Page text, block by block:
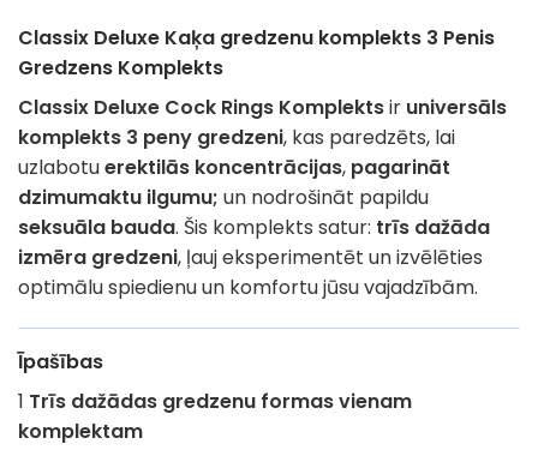
Classix Deluxe Kaķa gredzenu komplekts 3 Penis
Gredzens Komplekts
Classix Deluxe Cock Rings Komplektsir universāls
komplekts 3 peny gredzeni, kas paredzēts, lai
uzlabotuerektilās koncentrācijas, pagarināt
dzimumaktu ilgumu; un nodrošināt papildu
seksuāla bauda. Šis komplekts satur: trīs dažāda
izmēra gredzeni, ļauj eksperimentēt un izvēlēties
optimālu spiedienu un komfortu jūsu vajadzībām.
Īpašības
1 Trīs dažādas gredzenu formas vienam
komplektam